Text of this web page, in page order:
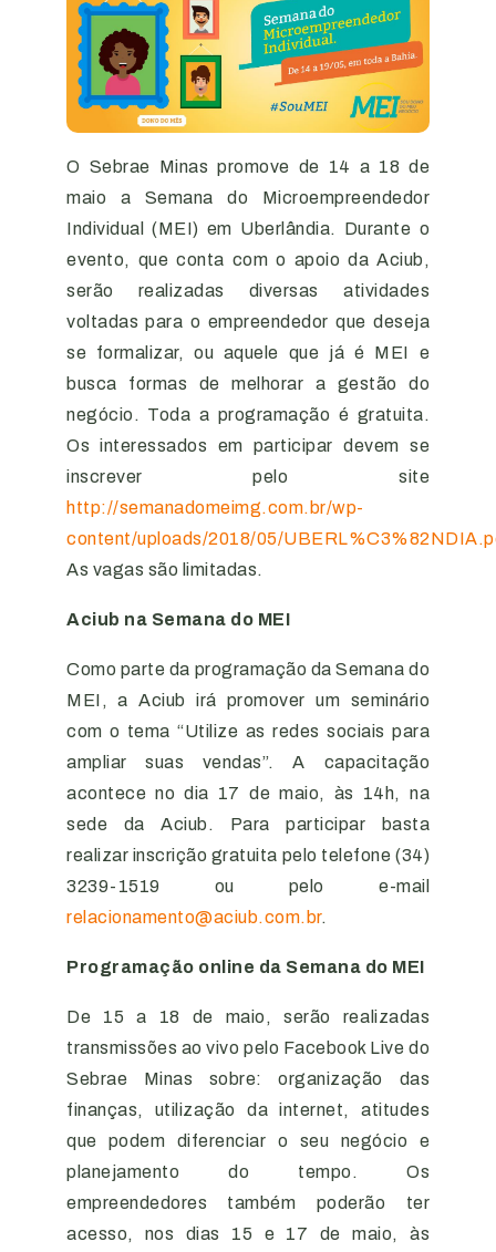
O Sebrae Minas promove de 14 a 18 de
maio a Semana do Microempreendedor
Individual (MEI) em Uberlândia. Durante o
evento, que conta com o apoio da Aciub,
serão realizadas diversas atividades
voltadas para o empreendedor que deseja
se formalizar, ou aquele que já é MEI e
busca formas de melhorar a gestão do
negócio. Toda a programação é gratuita.
Os interessados em participar devem se
inscrever pelo site
http://semanadomeimg.com.br/wp-
content/uploads/2018/05/
As vagas são limitadas.
Aciub na Semana do MEI
Como parte da programação da Semana do
MEI, a Aciub irá promover um seminário
com o tema “Utilize as redes sociais para
ampliar suas vendas”. A capacitação
acontece no dia 17 de maio, às 14h, na
sede da Aciub. Para participar basta
realizar inscrição gratuita pelo telefone (34)
3239-1519 ou pelo e-mail
relacionamento@aciub.com.br.
Programação online da Semana do MEI
De 15 a 18 de maio, serão realizadas
transmissões ao vivo pelo Facebook Live do
Sebrae Minas sobre: organização das
finanças, utilização da internet, atitudes
que podem diferenciar o seu negócio e
planejamento do tempo. Os
empreendedores também poderão ter
acesso, nos dias 15 e 17 de maio, às